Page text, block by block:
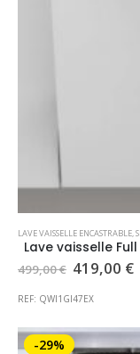
LAVE VAISSELLE ENCASTRABLE,
Lave vaisselle
499,00€ Le
initial
499,00 €.
419,00 €Le
REF: QWI1GI47EX
-29%